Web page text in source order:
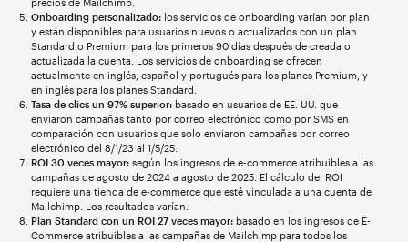
Onboarding personalizado:los servicios de onboarding varían por plan
y están disponibles para usuarios nuevos o actualizados con un plan
Standard o Premium para los primeros 90 días después de creada o
actualizada la cuenta. Los servicios de onboarding se ofrecen
actualmente en inglés, español y portugués para los planes Premium, y
en inglés para los planes Standard.
Tasa de clics un 97% superior:basado en usuarios de EE. UU. que
enviaron campañas tanto por correo electrónico como por SMS en
comparación con usuarios que solo enviaron campañas por correo
electrónico del 8/1/23 al 1/5/25.
ROI 30 veces mayor:según los ingresos de e-commerce atribuibles a las
campañas de agosto de 2024 a agosto de 2025. El cálculo del ROI
requiere una tienda de e-commerce que esté vinculada a una cuenta de
Mailchimp. Los resultados varían.
Plan Standard con un ROI 27 veces mayor:basado en los ingresos de E-
Commerce atribuibles a las campañas de Mailchimp para todos los